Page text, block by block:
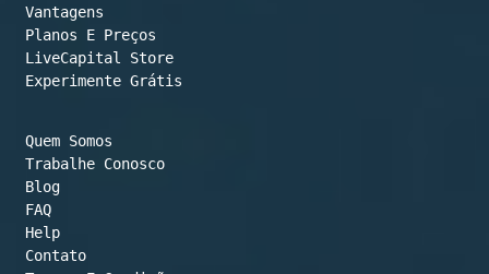
Vantagens
Planos E Preços
LiveCapital Store
Experimente Grátis
Quem Somos
Trabalhe Conosco
Blog
FAQ
Help
Contato